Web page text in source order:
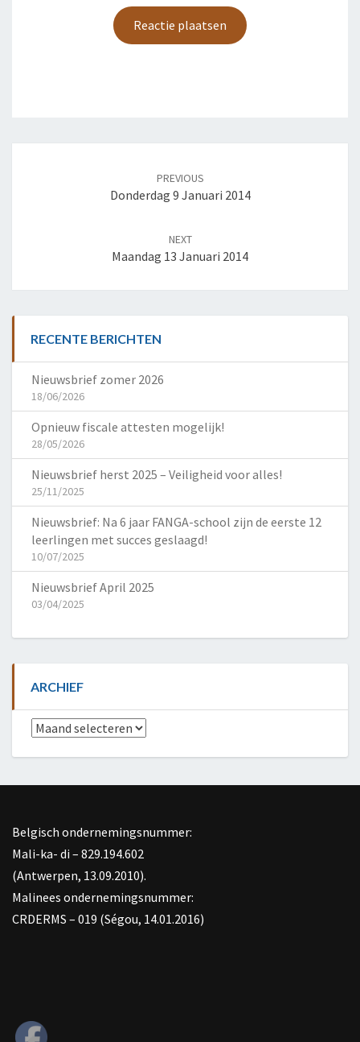
PREVIOUS
Donderdag 9 Januari 2014
NEXT
Maandag 13 Januari 2014
RECENTE BERICHTEN
Nieuwsbrief zomer 2026
18/06/2026
Opnieuw fiscale attesten mogelijk!
28/05/2026
Nieuwsbrief herst 2025 – Veiligheid voor alles!
25/11/2025
Nieuwsbrief: Na 6 jaar FANGA-school zijn de eerste 12
leerlingen met succes geslaagd!
10/07/2025
Nieuwsbrief April 2025
03/04/2025
ARCHIEF
Archief
Belgisch ondernemingsnummer:
Mali-ka- di – 829.194.602
(Antwerpen, 13.09.2010).
Malinees ondernemingsnummer:
CRDERMS – 019 (Ségou, 14.01.2016)